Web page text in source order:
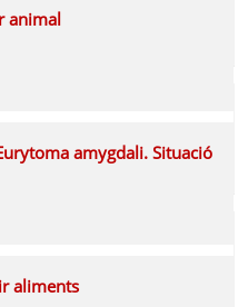
animal
amygdali. Situació
aliments